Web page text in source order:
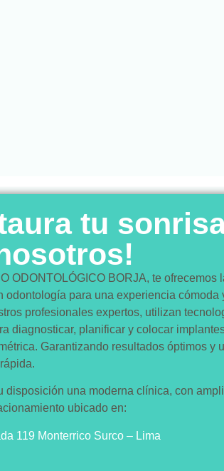
tu
ODONTOLÓGICO BORJA, te ofrecemos
odontología para una experiencia cómoda
profesionales expertos, utilizan
diagnosticar, planificar y colocar
Garantizando resultados óptimos y
disposición una moderna clínica, con
ubicado en:
119 Monterrico Surco – Lima